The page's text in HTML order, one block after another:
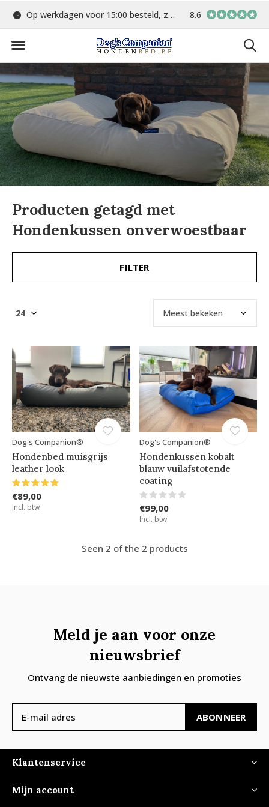
Op werkdagen voor 15:00 besteld, zelfde dag verstuurd Gratis verzending
8.6
Producten getagd met
Hondenkussen onverwoestbaar
FILTER
Dog's Companion®
Hondenbed muisgrijs
leather look
€89,00
Incl. btw
Dog's Companion®
Hondenkussen kobalt
blauw vuilafstotende
coating
€99,00
Incl. btw
Seen 2 of the 2 products
Meld je aan voor onze
nieuwsbrief
Ontvang de nieuwste aanbiedingen en promoties
ABONNEER
Klantenservice
Mijn account